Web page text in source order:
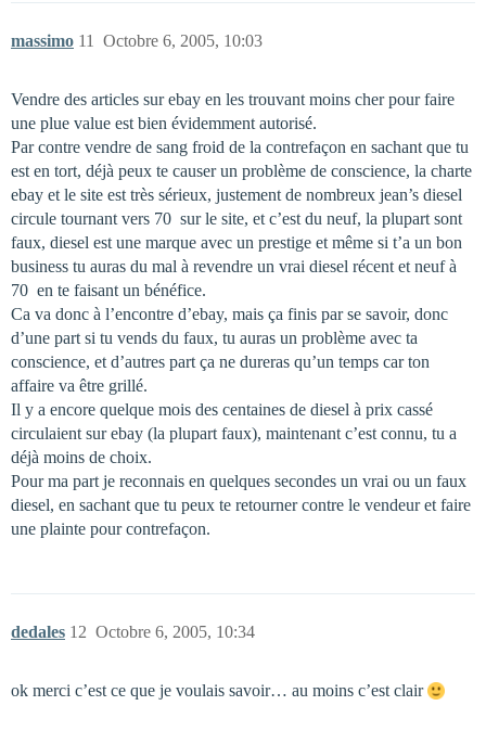
massimo Octobre 6, 2005, 10:03
11
Vendre des articles sur ebay en les trouvant moins cher pour faire
une plue value est bien évidemment autorisé.
Par contre vendre de sang froid de la contrefaçon en sachant que tu
est en tort, déjà peux te causer un problème de conscience, la charte
ebay et le site est très sérieux, justement de nombreux jean’s diesel
circule tournant vers 70  sur le site, et c’est du neuf, la plupart sont
faux, diesel est une marque avec un prestige et même si t’a un bon
business tu auras du mal à revendre un vrai diesel récent et neuf à
70  en te faisant un bénéfice.
Ca va donc à l’encontre d’ebay, mais ça finis par se savoir, donc
d’une part si tu vends du faux, tu auras un problème avec ta
conscience, et d’autres part ça ne dureras qu’un temps car ton
affaire va être grillé.
Il y a encore quelque mois des centaines de diesel à prix cassé
circulaient sur ebay (la plupart faux), maintenant c’est connu, tu a
déjà moins de choix.
Pour ma part je reconnais en quelques secondes un vrai ou un faux
diesel, en sachant que tu peux te retourner contre le vendeur et faire
une plainte pour contrefaçon.
dedales Octobre 6, 2005, 10:34
12
ok merci c’est ce que je voulais savoir… au moins c’est clair